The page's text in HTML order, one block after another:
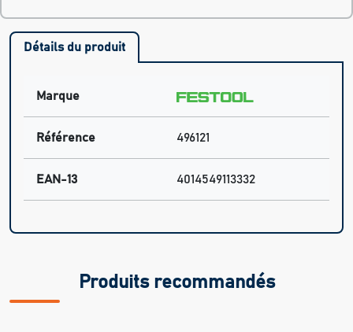
Détails du produit
Marque
Référence 496121
EAN-13 4014549113332
Produits recommandés